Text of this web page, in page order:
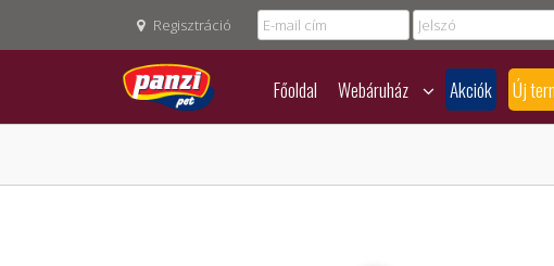
Regisztráció
Főoldal Webáruház Akciók Új